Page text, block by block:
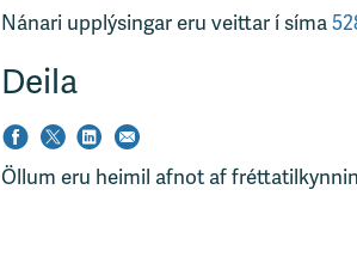
Nánari upplýsingar eru veittar í síma
Deila
Öllum eru heimil afnot af